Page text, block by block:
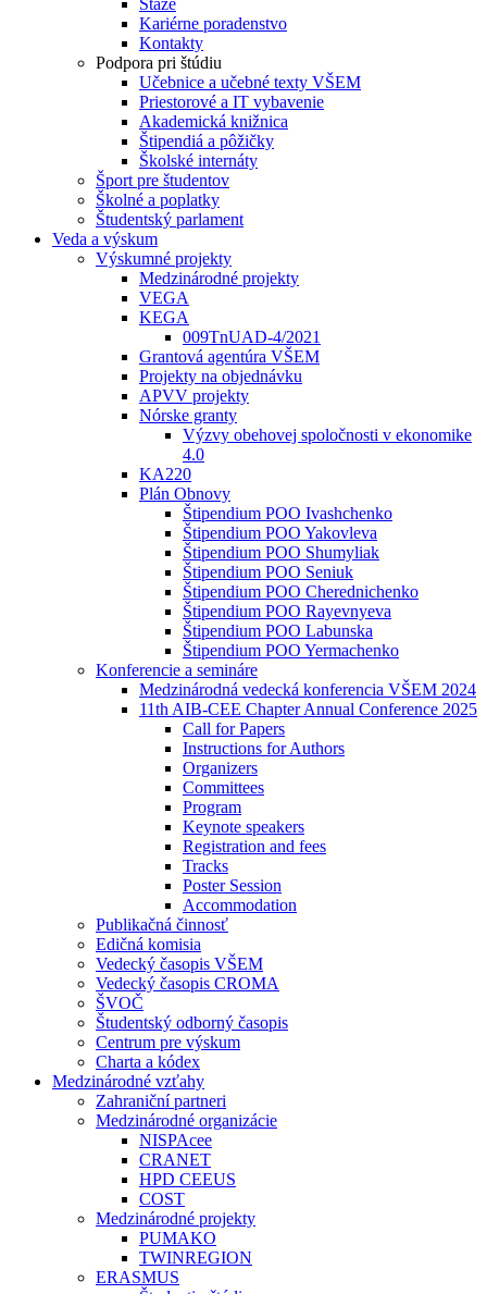
Stáže
Kariérne poradenstvo
Kontakty
Podpora pri štúdiu
Učebnice a učebné texty VŠEM
Priestorové a IT vybavenie
Akademická knižnica
Štipendiá a pôžičky
Školské internáty
Šport pre študentov
Školné a poplatky
Študentský parlament
Veda a výskum
Výskumné projekty
Medzinárodné projekty
VEGA
KEGA
009TnUAD-4/2021
Grantová agentúra VŠEM
Projekty na objednávku
APVV projekty
Nórske granty
Výzvy obehovej spoločnosti v ekonomike
4.0
KA220
Plán Obnovy
Štipendium POO Ivashchenko
Štipendium POO Yakovleva
Štipendium POO Shumyliak
Štipendium POO Seniuk
Štipendium POO Cherednichenko
Štipendium POO Rayevnyeva
Štipendium POO Labunska
Štipendium POO Yermachenko
Konferencie a semináre
Medzinárodná vedecká konferencia VŠEM 2024
11th AIB-CEE Chapter Annual Conference 2025
Call for Papers
Instructions for Authors
Organizers
Committees
Program
Keynote speakers
Registration and fees
Tracks
Poster Session
Accommodation
Publikačná činnosť
Edičná komisia
Vedecký časopis VŠEM
Vedecký časopis CROMA
ŠVOČ
Študentský odborný časopis
Centrum pre výskum
Charta a kódex
Medzinárodné vzťahy
Zahraniční partneri
Medzinárodné organizácie
NISPAcee
CRANET
HPD CEEUS
COST
Medzinárodné projekty
PUMAKO
TWINREGION
ERASMUS